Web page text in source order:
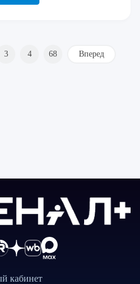
3 4 68 Вперед
кабинет